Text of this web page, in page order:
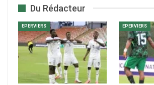
Du Rédacteur
EPERVIERS EPERVIERS